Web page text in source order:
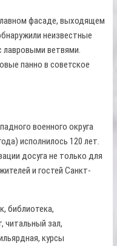
фасаде, выходящем
неизвестные
лавровыми ветвями.
панно в советское
военного округа
исполнилось 120 лет.
досуга не только для
и гостей Санкт-
библиотека,
читальный зал,
курсы